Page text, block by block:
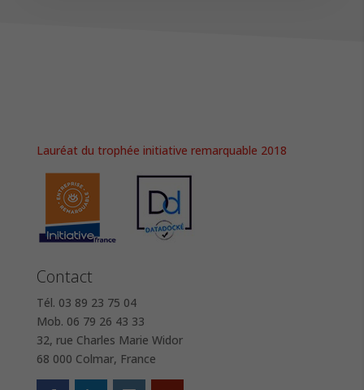
Lauréat du trophée initiative remarquable 2018
Contact
Tél. 03 89 23 75 04
Mob. 06 79 26 43 33
32, rue Charles Marie Widor
68 000 Colmar, France